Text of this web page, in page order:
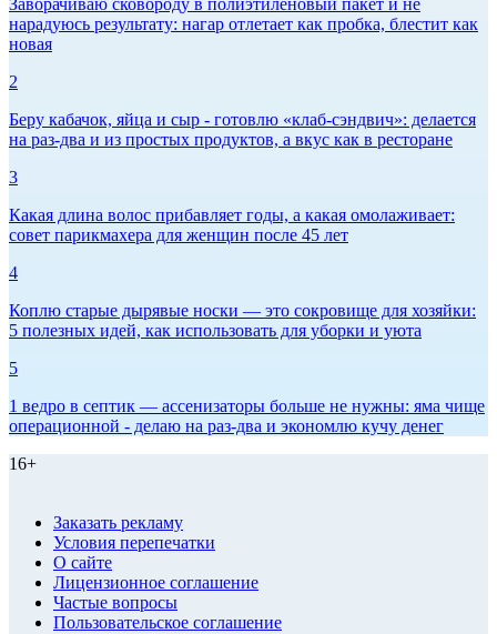
Заворачиваю сковороду в полиэтиленовый пакет и не
нарадуюсь результату: нагар отлетает как пробка, блестит как
новая
2
Беру кабачок, яйца и сыр - готовлю «клаб-сэндвич»: делается
на раз-два и из простых продуктов, а вкус как в ресторане
3
Какая длина волос прибавляет годы, а какая омолаживает:
совет парикмахера для женщин после 45 лет
4
Коплю старые дырявые носки — это сокровище для хозяйки:
5 полезных идей, как использовать для уборки и уюта
5
1 ведро в септик — ассенизаторы больше не нужны: яма чище
операционной - делаю на раз-два и экономлю кучу денег
16+
Заказать рекламу
Условия перепечатки
О сайте
Лицензионное соглашение
Частые вопросы
Пользовательское соглашение